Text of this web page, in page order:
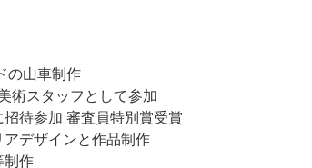
の山車制作
術スタッフとして参加
待参加 審査員特別賞受賞
デザインと作品制作
作